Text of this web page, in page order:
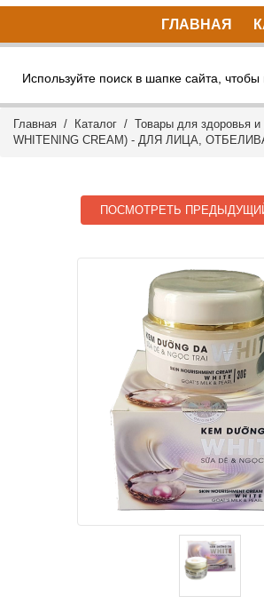
ГЛАВНАЯ
Используйте поиск в шапке сайта,
Главная / Каталог / Товары для здоровья
WHITENING CREAM) - ДЛЯ ЛИЦА,
ПОСМОТРЕТЬ